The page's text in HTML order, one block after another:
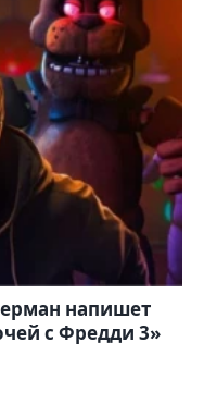
напишет
с Фредди 3»